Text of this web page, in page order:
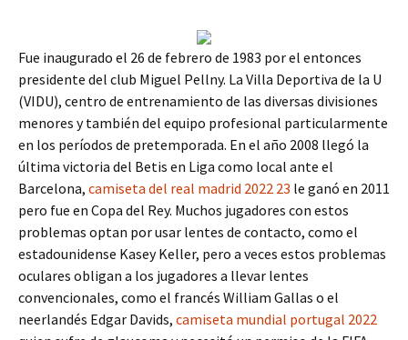
Fue inaugurado el 26 de febrero de 1983 por el entonces
presidente del club Miguel Pellny. La Villa Deportiva de la U
(VIDU), centro de entrenamiento de las diversas divisiones
menores y también del equipo profesional particularmente
en los períodos de pretemporada. En el año 2008 llegó la
última victoria del Betis en Liga como local ante el
Barcelona, camiseta del real madrid 2022 23 le ganó en 2011
pero fue en Copa del Rey. Muchos jugadores con estos
problemas optan por usar lentes de contacto, como el
estadounidense Kasey Keller, pero a veces estos problemas
oculares obligan a los jugadores a llevar lentes
convencionales, como el francés William Gallas o el
neerlandés Edgar Davids, camiseta mundial portugal 2022